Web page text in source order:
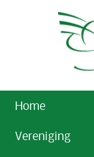
Home
Vereniging